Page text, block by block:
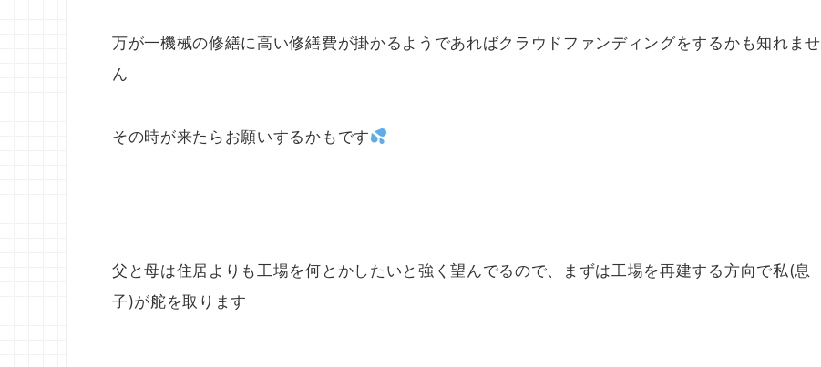
万が一機械の修繕に高い修繕費が掛かるようであればクラウドファンディングをするかも知れませ
ん
その時が来たらお願いするかもです
父と母は住居よりも工場を何とかしたいと強く望んでるので、まずは工場を再建する方向で私(息
子)が舵を取ります